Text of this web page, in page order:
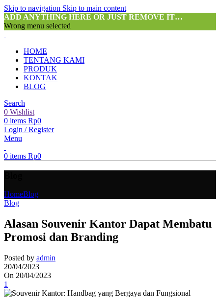
Skip to navigation Skip to main content
ADD ANYTHING HERE OR JUST REMOVE IT…
Wrong menu selected
HOME
TENTANG KAMI
PRODUK
KONTAK
BLOG
Search
0 Wishlist
0 items Rp0
Login / Register
Menu
0 items Rp0
HomeBlog
Blog
Alasan Souvenir Kantor Dapat Membatu
Promosi dan Branding
Posted by admin
20/04/2023
On 20/04/2023
1